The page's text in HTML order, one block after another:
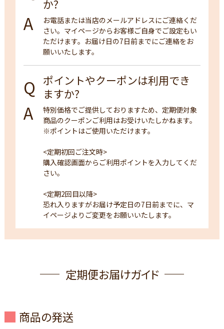
か?
お電話または当店のメールアドレスにご連絡くだ
さい。マイページからお客様ご自身でご設定もい
ただけます。お届け日の7日前までにご連絡をお
願いいたします。
ポイントやクーポンは利用でき
ますか?
特別価格でご提供しておりますため、定期便対象
商品のクーポンご利用はお受けいたしかねます。
※ポイントはご使用いただけます。
<定期初回ご注文時>
購入確認画面からご利用ポイントを入力してくだ
さい。
<定期2回目以降>
恐れ入りますがお届け予定日の7日前までに、マ
イページよりご変更をお願いいたします。
定期便お届けガイド
商品の発送